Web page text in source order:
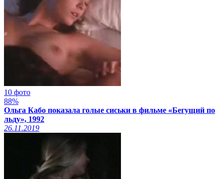
10 фото
88%
Ольга Кабо показала голые сиськи в фильме «Бегущий по
льду», 1992
26.11.2019